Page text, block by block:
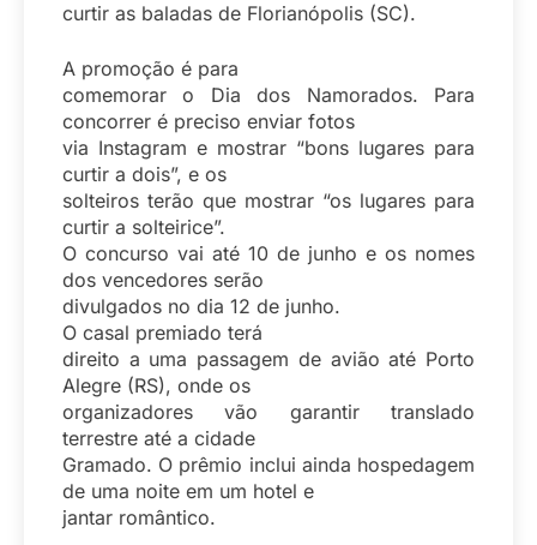
curtir as baladas de Florianópolis (SC).
A promoção é para
comemorar o Dia dos Namorados. Para
concorrer é preciso enviar fotos
via Instagram e mostrar “bons lugares para
curtir a dois”, e os
solteiros terão que mostrar “os lugares para
curtir a solteirice”.
O concurso vai até 10 de junho e os nomes
dos vencedores serão
divulgados no dia 12 de junho.
O casal premiado terá
direito a uma passagem de avião até Porto
Alegre (RS), onde os
organizadores vão garantir translado
terrestre até a cidade
Gramado. O prêmio inclui ainda hospedagem
de uma noite em um hotel e
jantar romântico.